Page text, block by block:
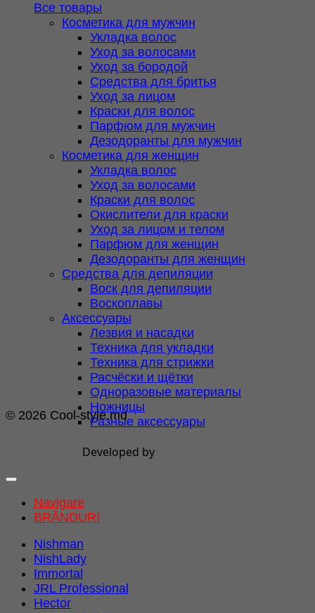
Все товары
Косметика для мужчин
Укладка волос
Уход за волосами
Уход за бородой
Средства для бритья
Уход за лицом
Краски для волос
Парфюм для мужчин
Дезодоранты для мужчин
Косметика для женщин
Укладка волос
Уход за волосами
Краски для волос
Окислители для краски
Уход за лицом и телом
Парфюм для женщин
Дезодоранты для женщин
Средства для депиляции
Воск для депиляции
Воскоплавы
Аксессуары
Лезвия и насадки
Техника для укладки
Техника для стрижки
Расчёски и щётки
Одноразовые материалы
Ножницы
Разные аксессуары
© 2026 Cool-style.md
Developed by
Navigare
BRĂNDURI
Nishman
NishLady
Immortal
JRL Professional
Hector